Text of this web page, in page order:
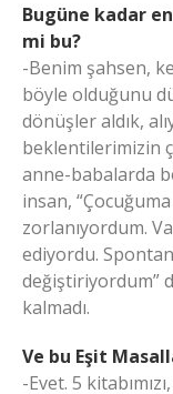
Bugüne kadar
mi bu?
-Benim şahsen,
böyle olduğunu
dönüşler aldık,
beklentilerimizin
anne-babalarda
insan,
zorlanıyordum.
ediyordu.
değiştiriyordum”
kalmadı.
Ve bu Eşit
-Evet. 5